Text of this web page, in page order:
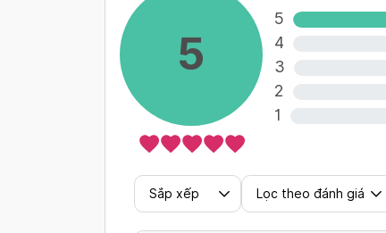
5
5
4
3
2
1
Sắp xếp Lọc theo đánh giá